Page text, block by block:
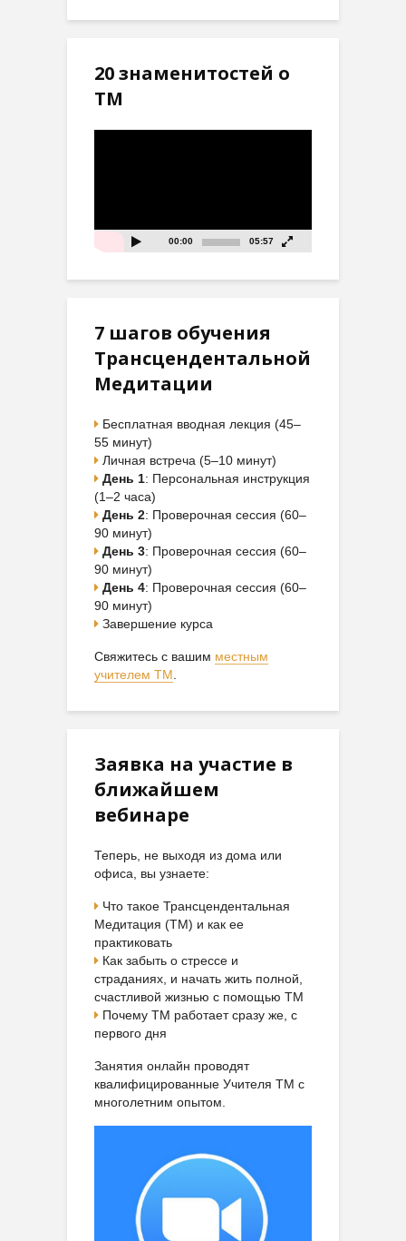
20 знаменитостей о
ТМ
00:00 05:57
7 шагов обучения
Трансцендентальной
Медитации
Бесплатная вводная лекция (45–
55 минут)
Личная встреча (5–10 минут)
День 1: Персональная инструкция
(1–2 часа)
День 2: Проверочная сессия (60–
90 минут)
День 3: Проверочная сессия (60–
90 минут)
День 4: Проверочная сессия (60–
90 минут)
Завершение курса
Свяжитесь с вашим местным
учителем ТМ
Заявка на участие в
ближайшем
вебинаре
Теперь, не выходя из дома или
офиса, вы узнаете:
Что такое Трансцендентальная
Медитация (ТМ) и как ее
практиковать
Как забыть о стрессе и
страданиях, и начать жить полной,
счастливой жизнью с помощью ТМ
Почему ТМ работает сразу же, с
первого дня
Занятия онлайн проводят
квалифицированные Учителя ТМ с
многолетним опытом.